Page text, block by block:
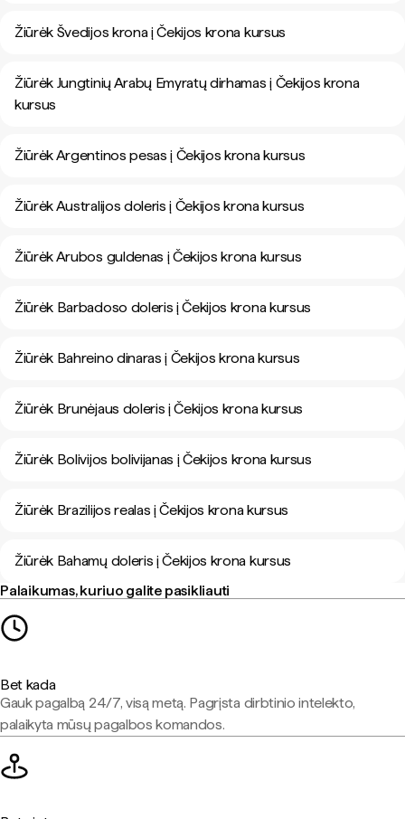
Žiūrėk Švedijos krona į Čekijos krona kursus
Žiūrėk Jungtinių Arabų Emyratų dirhamas į Čekijos krona
kursus
Žiūrėk Argentinos pesas į Čekijos krona kursus
Žiūrėk Australijos doleris į Čekijos krona kursus
Žiūrėk Arubos guldenas į Čekijos krona kursus
Žiūrėk Barbadoso doleris į Čekijos krona kursus
Žiūrėk Bahreino dinaras į Čekijos krona kursus
Žiūrėk Brunėjaus doleris į Čekijos krona kursus
Žiūrėk Bolivijos bolivijanas į Čekijos krona kursus
Žiūrėk Brazilijos realas į Čekijos krona kursus
Žiūrėk Bahamų doleris į Čekijos krona kursus
Palaikumas, kuriuo galite pasikliauti
Bet kada
Gauk pagalbą 24/7, visą metą. Pagrįsta dirbtinio intelekto,
palaikyta mūsų pagalbos komandos.